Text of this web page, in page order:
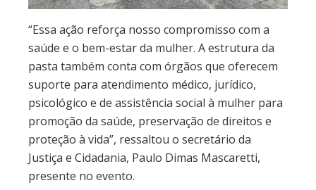
“Essa ação reforça nosso compromisso com a
saúde e o bem-estar da mulher. A estrutura da
pasta também conta com órgãos que oferecem
suporte para atendimento médico, jurídico,
psicológico e de assistência social à mulher para
promoção da saúde, preservação de direitos e
proteção à vida”, ressaltou o secretário da
Justiça e Cidadania, Paulo Dimas Mascaretti,
presente no evento.